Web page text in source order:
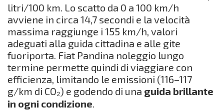
litri/100 km. Lo scatto da 0 a 100 km/h
avviene in circa 14,7 secondi e la velocità
massima raggiunge i 155 km/h, valori
adeguati alla guida cittadina e alle gite
fuoriporta. Fiat Pandina noleggio lungo
termine permette quindi di viaggiare con
efficienza, limitando le emissioni (116–117
g/km di CO₂) e godendo di una guida brillante
in ogni condizione.